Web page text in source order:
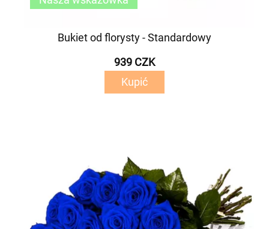
Bukiet od florysty - Standardowy
939 CZK
Kupić